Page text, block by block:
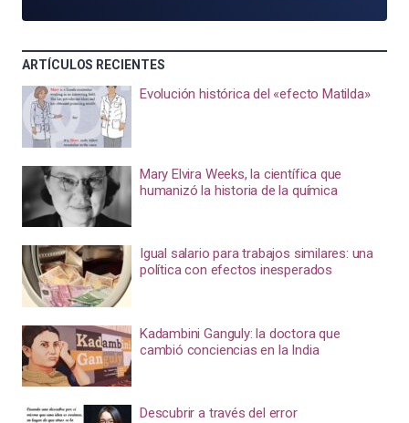
ARTÍCULOS RECIENTES
Evolución histórica del «efecto Matilda»
Mary Elvira Weeks, la científica que
humanizó la historia de la química
Igual salario para trabajos similares: una
política con efectos inesperados
Kadambini Ganguly: la doctora que
cambió conciencias en la India
Descubrir a través del error